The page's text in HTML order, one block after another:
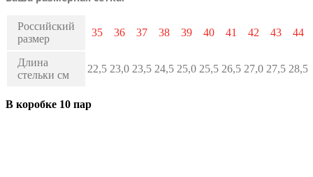
Российский
размер
35 36 37 38 39 40 41 42 43 44
Длина
стельки см
22,5 23,0 23,5 24,5 25,0 25,5 26,5 27,0 27,5 28,5
В коробке 10 пар